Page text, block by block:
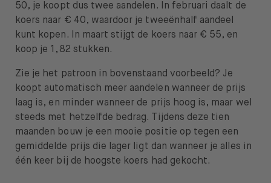
50, je koopt dus twee aandelen. In februari daalt de
koers naar € 40, waardoor je tweeënhalf aandeel
kunt kopen. In maart stijgt de koers naar € 55, en
koop je 1,82 stukken.
Zie je het patroon in bovenstaand voorbeeld? Je
koopt automatisch meer aandelen wanneer de prijs
laag is, en minder wanneer de prijs hoog is, maar wel
steeds met hetzelfde bedrag. Tijdens deze tien
maanden bouw je een mooie positie op tegen een
gemiddelde prijs die lager ligt dan wanneer je alles in
één keer bij de hoogste koers had gekocht.